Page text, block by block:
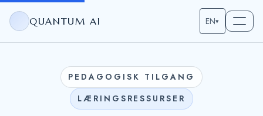
QUANTUM AI EN▾
PEDAGOGISK TILGANG
LÆRINGSRESSURSER